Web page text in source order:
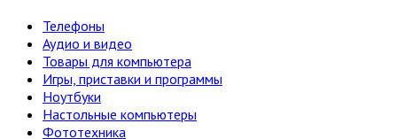
Телефоны
Аудио и видео
Товары для компьютера
Игры, приставки и программы
Ноутбуки
Настольные компьютеры
Фототехника